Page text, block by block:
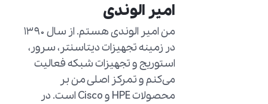
امیر الوندی
من امیر الوندی هستم. از سال ۱۳۹۰
در زمینه تجهیزات دیتاسنتر، سرور،
استوریج و تجهیزات شبکه فعالیت
می‌کنم و تمرکز اصلی من بر
محصولات HPE و Cisco است. در